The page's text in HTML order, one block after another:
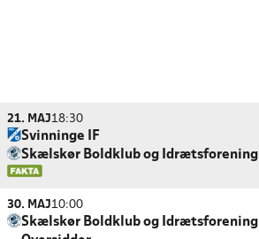
21. MAJ18:30
Svinninge IF
Skælskør Boldklub og Idrætsforening
30. MAJ10:00
Skælskør Boldklub og Idrætsforening